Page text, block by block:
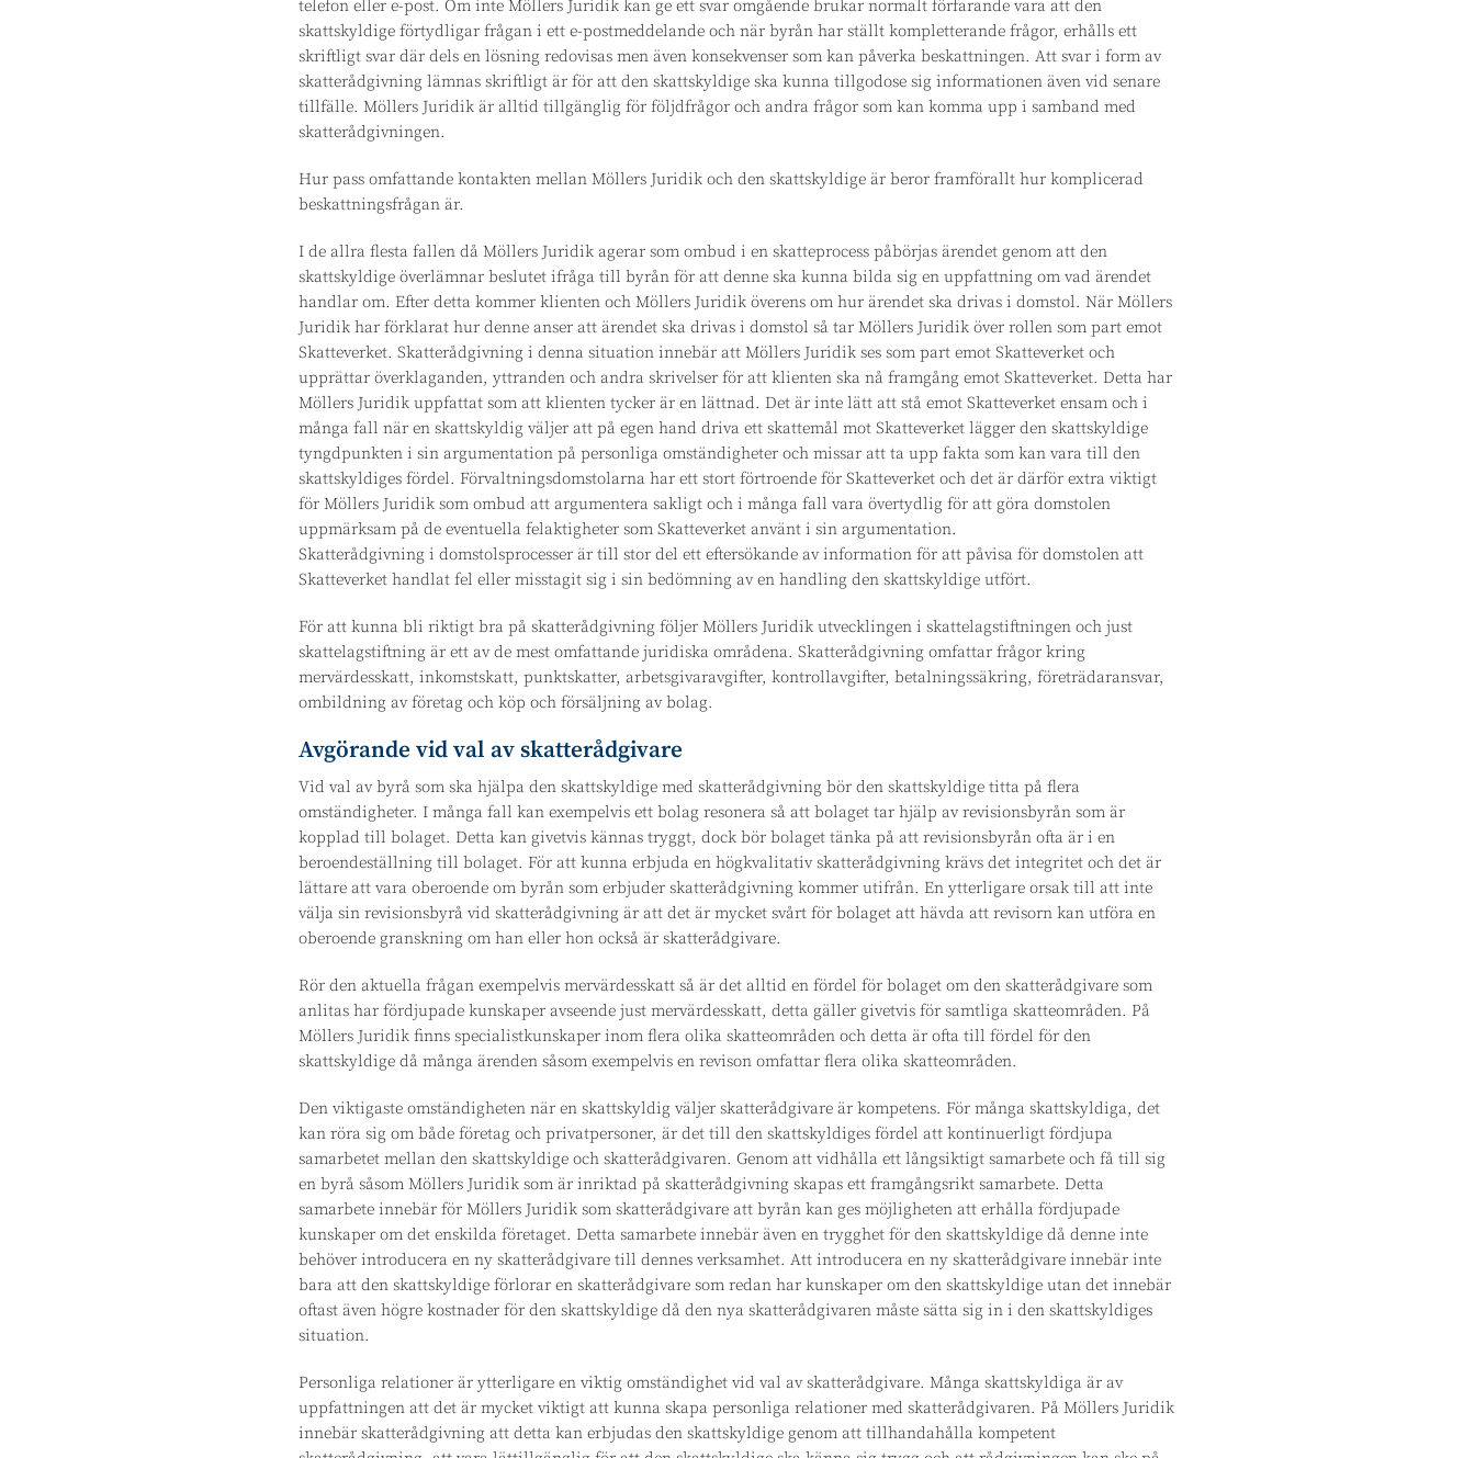
telefon eller e-post. Om inte Möllers Juridik kan ge ett svar omgående brukar normalt förfarande vara att den
skattskyldige förtydligar frågan i ett e-postmeddelande och när byrån har ställt kompletterande frågor, erhålls ett
skriftligt svar där dels en lösning redovisas men även konsekvenser som kan påverka beskattningen. Att svar i form av
skatterådgivning lämnas skriftligt är för att den skattskyldige ska kunna tillgodose sig informationen även vid senare
tillfälle. Möllers Juridik är alltid tillgänglig för följdfrågor och andra frågor som kan komma upp i samband med
skatterådgivningen.
Hur pass omfattande kontakten mellan Möllers Juridik och den skattskyldige är beror framförallt hur komplicerad
beskattningsfrågan är.
I de allra flesta fallen då Möllers Juridik agerar som ombud i en skatteprocess påbörjas ärendet genom att den
skattskyldige överlämnar beslutet ifråga till byrån för att denne ska kunna bilda sig en uppfattning om vad ärendet
handlar om. Efter detta kommer klienten och Möllers Juridik överens om hur ärendet ska drivas i domstol. När Möllers
Juridik har förklarat hur denne anser att ärendet ska drivas i domstol så tar Möllers Juridik över rollen som part emot
Skatteverket. Skatterådgivning i denna situation innebär att Möllers Juridik ses som part emot Skatteverket och
upprättar överklaganden, yttranden och andra skrivelser för att klienten ska nå framgång emot Skatteverket. Detta har
Möllers Juridik uppfattat som att klienten tycker är en lättnad. Det är inte lätt att stå emot Skatteverket ensam och i
många fall när en skattskyldig väljer att på egen hand driva ett skattemål mot Skatteverket lägger den skattskyldige
tyngdpunkten i sin argumentation på personliga omständigheter och missar att ta upp fakta som kan vara till den
skattskyldiges fördel. Förvaltningsdomstolarna har ett stort förtroende för Skatteverket och det är därför extra viktigt
för Möllers Juridik som ombud att argumentera sakligt och i många fall vara övertydlig för att göra domstolen
uppmärksam på de eventuella felaktigheter som Skatteverket använt i sin argumentation.
Skatterådgivning i domstolsprocesser är till stor del ett eftersökande av information för att påvisa för domstolen att
Skatteverket handlat fel eller misstagit sig i sin bedömning av en handling den skattskyldige utfört.
För att kunna bli riktigt bra på skatterådgivning följer Möllers Juridik utvecklingen i skattelagstiftningen och just
skattelagstiftning är ett av de mest omfattande juridiska områdena. Skatterådgivning omfattar frågor kring
mervärdesskatt, inkomstskatt, punktskatter, arbetsgivaravgifter, kontrollavgifter, betalningssäkring, företrädaransvar,
ombildning av företag och köp och försäljning av bolag.
Avgörande vid val av skatterådgivare
Vid val av byrå som ska hjälpa den skattskyldige med skatterådgivning bör den skattskyldige titta på flera
omständigheter. I många fall kan exempelvis ett bolag resonera så att bolaget tar hjälp av revisionsbyrån som är
kopplad till bolaget. Detta kan givetvis kännas tryggt, dock bör bolaget tänka på att revisionsbyrån ofta är i en
beroendeställning till bolaget. För att kunna erbjuda en högkvalitativ skatterådgivning krävs det integritet och det är
lättare att vara oberoende om byrån som erbjuder skatterådgivning kommer utifrån. En ytterligare orsak till att inte
välja sin revisionsbyrå vid skatterådgivning är att det är mycket svårt för bolaget att hävda att revisorn kan utföra en
oberoende granskning om han eller hon också är skatterådgivare.
Rör den aktuella frågan exempelvis mervärdesskatt så är det alltid en fördel för bolaget om den skatterådgivare som
anlitas har fördjupade kunskaper avseende just mervärdesskatt, detta gäller givetvis för samtliga skatteområden. På
Möllers Juridik finns specialistkunskaper inom flera olika skatteområden och detta är ofta till fördel för den
skattskyldige då många ärenden såsom exempelvis en revison omfattar flera olika skatteområden.
Den viktigaste omständigheten när en skattskyldig väljer skatterådgivare är kompetens. För många skattskyldiga, det
kan röra sig om både företag och privatpersoner, är det till den skattskyldiges fördel att kontinuerligt fördjupa
samarbetet mellan den skattskyldige och skatterådgivaren. Genom att vidhålla ett långsiktigt samarbete och få till sig
en byrå såsom Möllers Juridik som är inriktad på skatterådgivning skapas ett framgångsrikt samarbete. Detta
samarbete innebär för Möllers Juridik som skatterådgivare att byrån kan ges möjligheten att erhålla fördjupade
kunskaper om det enskilda företaget. Detta samarbete innebär även en trygghet för den skattskyldige då denne inte
behöver introducera en ny skatterådgivare till dennes verksamhet. Att introducera en ny skatterådgivare innebär inte
bara att den skattskyldige förlorar en skatterådgivare som redan har kunskaper om den skattskyldige utan det innebär
oftast även högre kostnader för den skattskyldige då den nya skatterådgivaren måste sätta sig in i den skattskyldiges
situation.
Personliga relationer är ytterligare en viktig omständighet vid val av skatterådgivare. Många skattskyldiga är av
uppfattningen att det är mycket viktigt att kunna skapa personliga relationer med skatterådgivaren. På Möllers Juridik
innebär skatterådgivning att detta kan erbjudas den skattskyldige genom att tillhandahålla kompetent